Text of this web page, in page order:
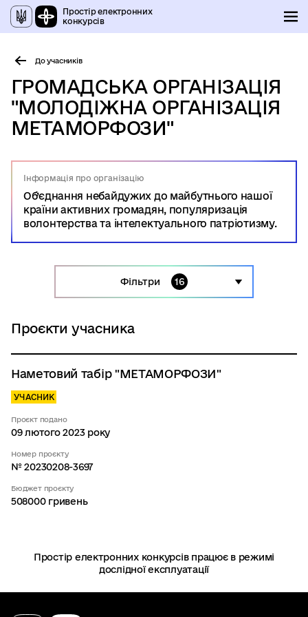
Простір електронних
конкурсів
До учасників
ГРОМАДСЬКА ОРГАНІЗАЦІЯ
"МОЛОДІЖНА ОРГАНІЗАЦІЯ
МЕТАМОРФОЗИ"
Інформація про організацію
Об’єднання небайдужих до майбутнього нашої
країни активних громадян, популяризація
волонтерства та інтелектуального патріотизму.
Фільтри 16
Проєкти учасника
Наметовий табір "МЕТАМОРФОЗИ"
УЧАСНИК
Проєкт подано
09 лютого 2023 року
Номер проєкту
№ 20230208-3697
Бюджет проєкту
508000 гривень
Простір електронних конкурсів працює в режимі
дослідної експлуатації